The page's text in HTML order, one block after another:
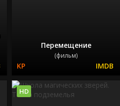
Перемещение
(фильм)
HD